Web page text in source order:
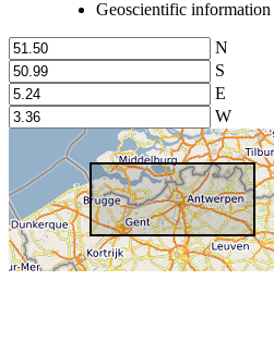
Geoscientific information
N
S
E
W